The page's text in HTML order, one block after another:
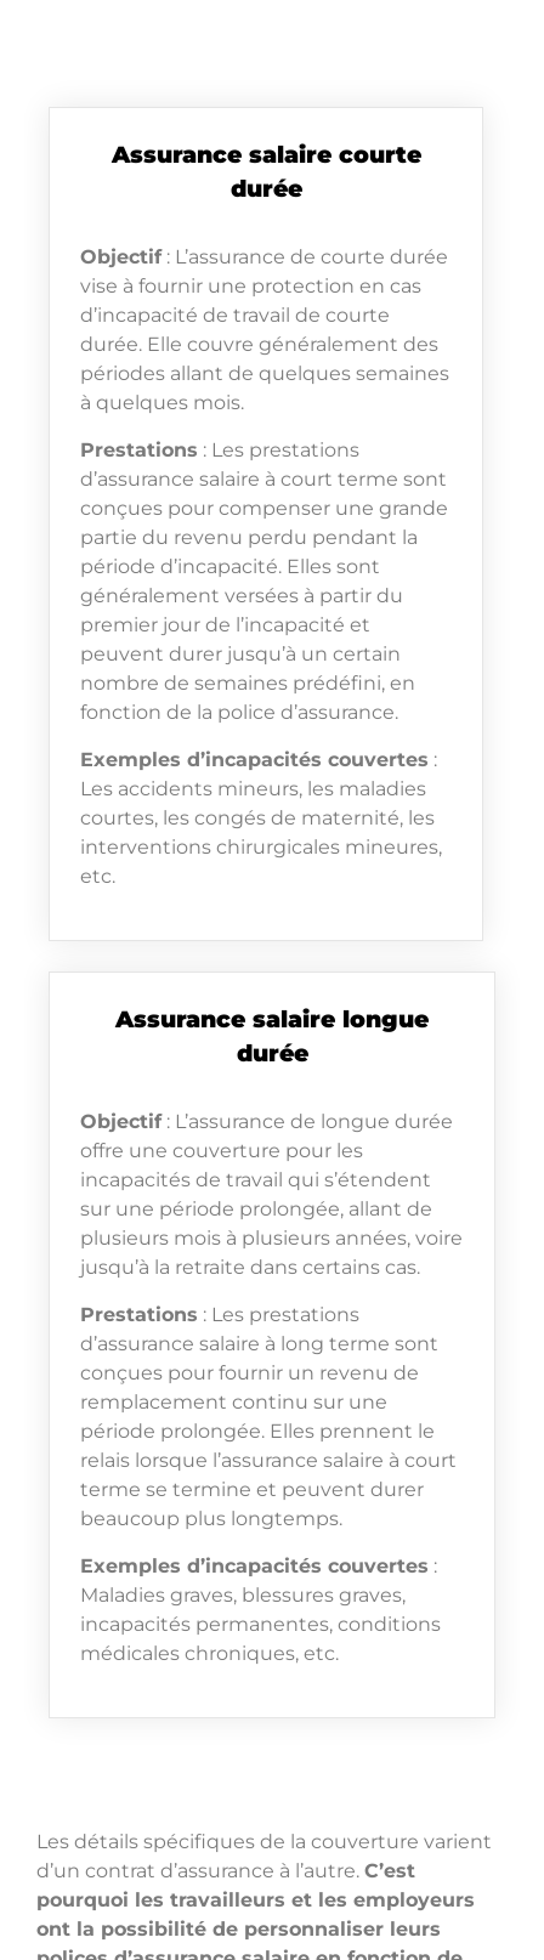
Assurance salaire courte
durée
Objectif: L’assurance de courte durée
vise à fournir une protection en cas
d’incapacité de travail de courte
durée. Elle couvre généralement des
périodes allant de quelques semaines
à quelques mois.
Prestations : Les prestations
d’assurance salaire à court terme sont
conçues pour compenser une grande
partie du revenu perdu pendant la
période d’incapacité. Elles sont
généralement versées à partir du
premier jour de l’incapacité et
peuvent durer jusqu’à un certain
nombre de semaines prédéfini, en
fonction de la police d’assurance.
Exemples d’incapacités couvertes :
Les accidents mineurs, les maladies
courtes, les congés de maternité, les
interventions chirurgicales mineures,
etc.
Assurance salaire longue
durée
Objectif: L’assurance de longue durée
offre une couverture pour les
incapacités de travail qui s’étendent
sur une période prolongée, allant de
plusieurs mois à plusieurs années, voire
jusqu’à la retraite dans certains cas.
Prestations : Les prestations
d’assurance salaire à long terme sont
conçues pour fournir un revenu de
remplacement continu sur une
période prolongée. Elles prennent le
relais lorsque l’assurance salaire à court
terme se termine et peuvent durer
beaucoup plus longtemps.
Exemples d’incapacités couvertes :
Maladies graves, blessures graves,
incapacités permanentes, conditions
médicales chroniques, etc.
Les détails spécifiques de la couverture varient
d’un contrat d’assurance à l’autre. C’est
pourquoi les travailleurs et les employeurs
ont la possibilité de personnaliser leurs